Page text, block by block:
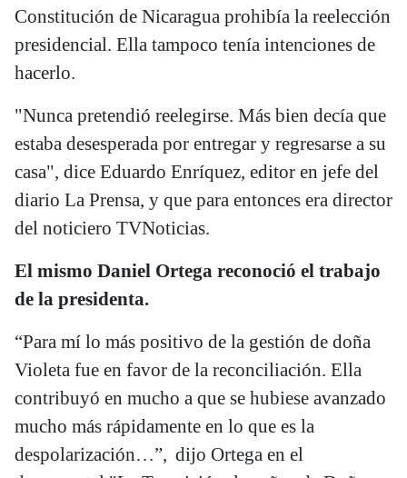
Constitución de Nicaragua prohibía la reelección
presidencial. Ella tampoco tenía intenciones de
hacerlo.
"Nunca pretendió reelegirse. Más bien decía que
estaba desesperada por entregar y regresarse a su
casa", dice Eduardo Enríquez, editor en jefe del
diario La Prensa, y que para entonces era director
del noticiero TVNoticias.
El mismo Daniel Ortega reconoció el trabajo
de la presidenta.
“Para mí lo más positivo de la gestión de doña
Violeta fue en favor de la reconciliación. Ella
contribuyó en mucho a que se hubiese avanzado
mucho más rápidamente en lo que es la
despolarización…”, dijo Ortega en el